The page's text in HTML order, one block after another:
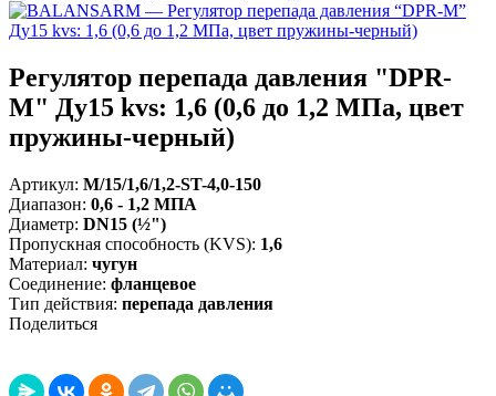
Регулятор перепада давления "DPR-
M" Ду15 kvs: 1,6 (0,6 до 1,2 МПа, цвет
пружины-черный)
Артикул: M/15/1,6/1,2-ST-4,0-150
Диапазон: 0,6 - 1,2 МПА
Диаметр: DN15 (½")
Пропускная способность (KVS): 1,6
Материал: чугун
Соединение: фланцевое
Тип действия: перепада давления
Поделиться